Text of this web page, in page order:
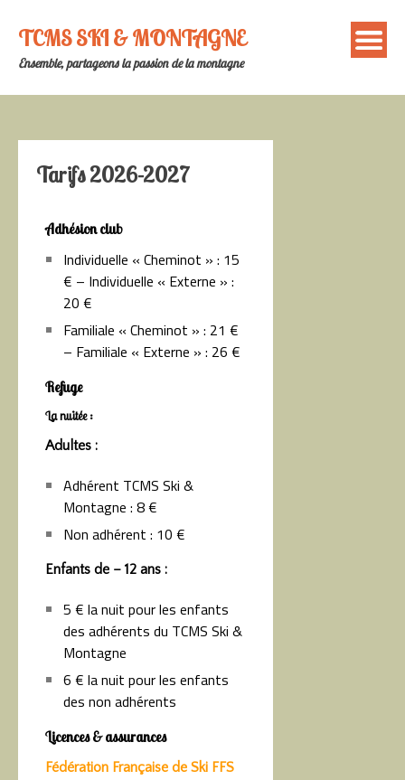
TCMS SKI & MONTAGNE
Ensemble, partageons la passion de la montagne
Tarifs 2026-2027
Adhésion club
Individuelle « Cheminot » : 15
€ – Individuelle « Externe » :
20 €
Familiale « Cheminot » : 21 €
– Familiale « Externe » : 26 €
Refuge
La nuitée :
Adultes :
Adhérent TCMS Ski &
Montagne : 8 €
Non adhérent : 10 €
Enfants de – 12 ans :
5 € la nuit pour les enfants
des adhérents du TCMS Ski &
Montagne
6 € la nuit pour les enfants
des non adhérents
Licences & assurances
Fédération Française de Ski FFS